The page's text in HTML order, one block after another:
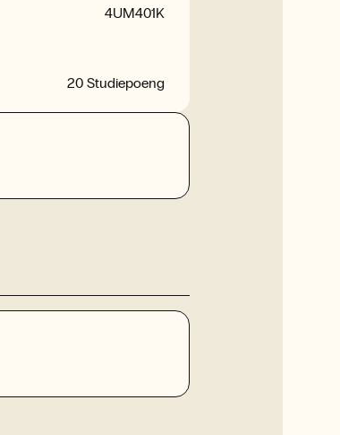
4UM401K
20 Studiepoeng